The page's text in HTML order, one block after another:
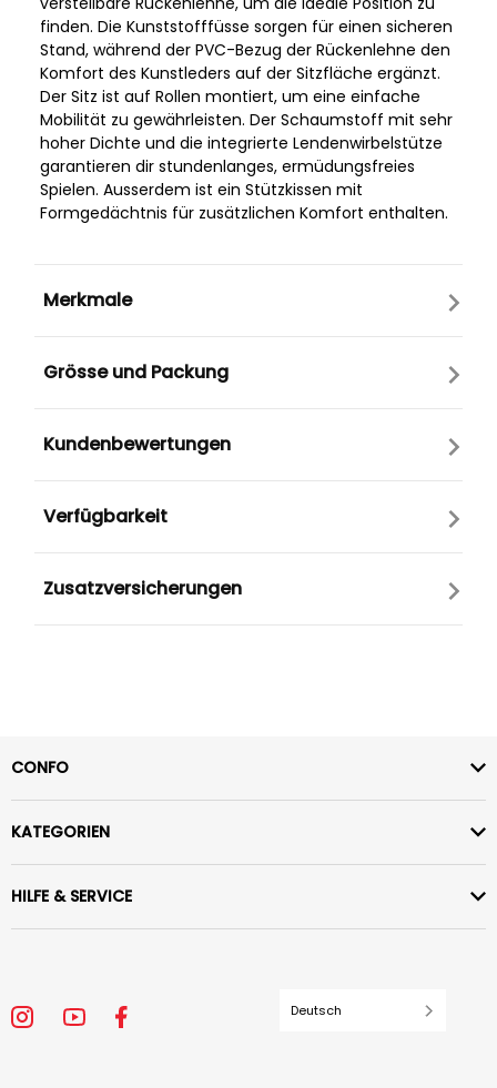
finden. Die Kunststofffüsse sorgen für einen sicheren
Stand, während der PVC-Bezug der Rückenlehne den
Komfort des Kunstleders auf der Sitzfläche ergänzt.
Der Sitz ist auf Rollen montiert, um eine einfache
Mobilität zu gewährleisten. Der Schaumstoff mit sehr
hoher Dichte und die integrierte Lendenwirbelstütze
garantieren dir stundenlanges, ermüdungsfreies
Spielen. Ausserdem ist ein Stützkissen mit
Formgedächtnis für zusätzlichen Komfort enthalten.
Merkmale
Grösse und Packung
Kundenbewertungen
Verfügbarkeit
Zusatzversicherungen
CONFO
KATEGORIEN
HILFE & SERVICE
Deutsch